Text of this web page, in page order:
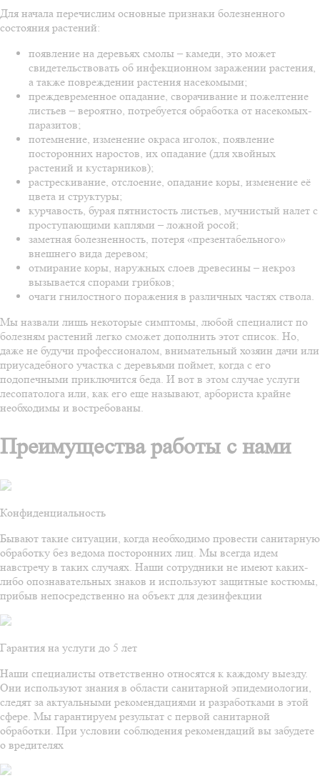
Для начала перечислим основные признаки болезненного
состояния растений:
появление на деревьях смолы – камеди, это может
свидетельствовать об инфекционном заражении растения,
а также повреждении растения насекомыми;
преждевременное опадание, сворачивание и пожелтение
листьев – вероятно, потребуется обработка от насекомых-
паразитов;
потемнение, изменение окраса иголок, появление
посторонних наростов, их опадание (для хвойных
растений и кустарников);
растрескивание, отслоение, опадание коры, изменение её
цвета и структуры;
курчавость, бурая пятнистость листьев, мучнистый налет с
проступающими каплями – ложной росой;
заметная болезненность, потеря «презентабельного»
внешнего вида деревом;
отмирание коры, наружных слоев древесины – некроз
вызывается спорами грибков;
очаги гнилостного поражения в различных частях ствола.
Мы назвали лишь некоторые симптомы, любой специалист по
болезням растений легко сможет дополнить этот список. Но,
даже не будучи профессионалом, внимательный хозяин дачи или
приусадебного участка с деревьями поймет, когда с его
подопечными приключится беда. И вот в этом случае услуги
лесопатолога или, как его еще называют, арбориста крайне
необходимы и востребованы.
Преимущества работы с нами
Конфиденциальность
Бывают такие ситуации, когда необходимо провести санитарную
обработку без ведома посторонних лиц. Мы всегда идем
навстречу в таких случаях. Наши сотрудники не имеют каких-
либо опознавательных знаков и используют защитные костюмы,
прибыв непосредственно на объект для дезинфекции
Гарантия на услуги до 5 лет
Наши специалисты ответственно относятся к каждому выезду.
Они используют знания в области санитарной эпидемиологии,
следят за актуальными рекомендациями и разработками в этой
сфере. Мы гарантируем результат с первой санитарной
обработки. При условии соблюдения рекомендаций вы забудете
о вредителях